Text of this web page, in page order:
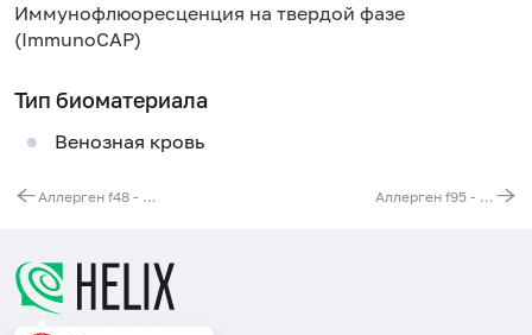
Иммунофлюоресценция на твердой фазе
(ImmunoCAP)
Тип биоматериала
Венозная кровь
Аллерген f48 - лук, IgE (ImmunoCAP) Аллерген f95 - персик, IgE (ImmunoCAP)